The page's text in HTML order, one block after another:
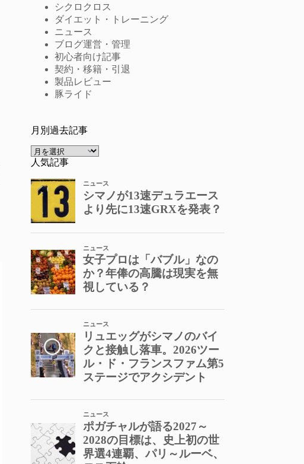
シクロクロス
ダイエット・トレーニング
ニュース
ブログ運営・管理
初心者向け記事
契約・移籍・引退
製品レビュー
豚ライド
月別過去記事
ア
ー
イ
ブ
人気記事